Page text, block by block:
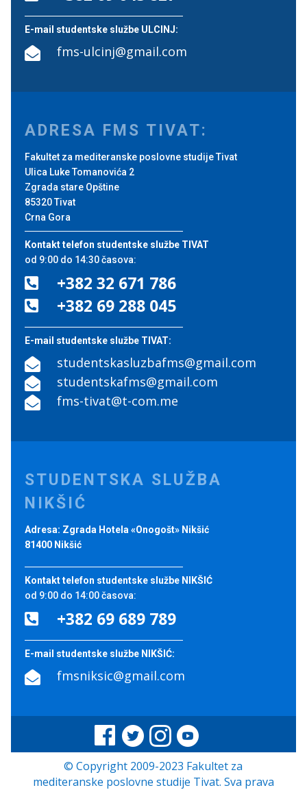
E-mail studentske službe ULCINJ:
 fms-ulcinj@gmail.com
ADRESA FMS TIVAT:
Fakultet za mediteranske poslovne studije Tivat
Ulica Luke Tomanovića 2
Zgrada stare Opštine
85320 Tivat
Crna Gora
Kontakt telefon studentske službe TIVAT
od 9:00 do 14:30 časova:
 +382 32 671 786
 +382 69 288 045
E-mail studentske službe TIVAT:
 studentskasluzbafms@gmail.com
 studentskafms@gmail.com
 fms-tivat@t-com.me
STUDENTSKA SLUŽBA
NIKŠIĆ
Adresa: Zgrada Hotela «Onogošt» Nikšić
81400 Nikšić
Kontakt telefon studentske službe NIKŠIĆ
od 9:00 do 14:00 časova:
 +382 69 689 789
E-mail studentske službe NIKŠIĆ:
 fmsniksic@gmail.com
© Copyright 2009-2023 Fakultet za
mediteranske poslovne studije Tivat. Sva prava